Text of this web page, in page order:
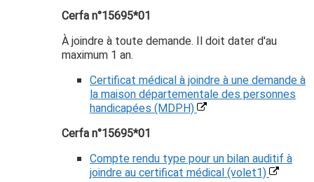
Cerfa n°15695*01
À joindre à toute demande. Il doit dater d'au
maximum 1 an.
Certificat médical à joindre à une demande à
la maison départementale des personnes
handicapées (MDPH)
Cerfa n°15695*01
Compte rendu type pour un bilan auditif à
joindre au certificat médical (volet1)